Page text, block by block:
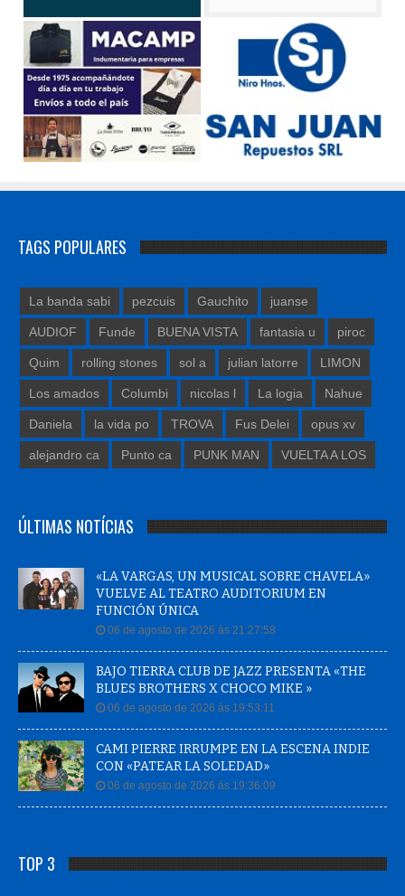
TAGS POPULARES
La banda sabi pezcuis Gauchito juanse
AUDIOF Funde BUENA VISTA fantasia u piroc
Quim rolling stones sol a julian latorre LIMON
Los amados Columbi nicolas l La logia Nahue
Daniela la vida po TROVA Fus Delei opus xv
alejandro ca Punto ca PUNK MAN VUELTA A LOS
ÚLTIMAS NOTÍCIAS
«LA VARGAS, UN MUSICAL SOBRE CHAVELA»
VUELVE AL TEATRO AUDITORIUM EN
FUNCIÓN ÚNICA
06 de agosto de 2026 às 21:27:58
BAJO TIERRA CLUB DE JAZZ PRESENTA «THE
BLUES BROTHERS X CHOCO MIKE »
06 de agosto de 2026 às 19:53:11
CAMI PIERRE IRRUMPE EN LA ESCENA INDIE
CON «PATEAR LA SOLEDAD»
06 de agosto de 2026 às 19:36:09
TOP 3